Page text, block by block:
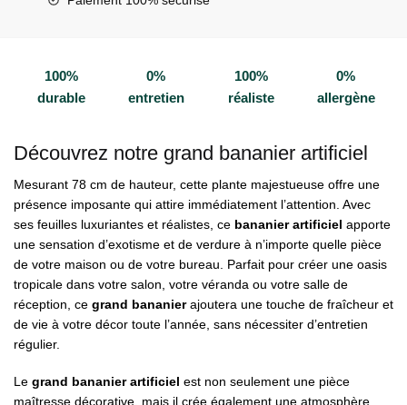
100%
durable
0%
entretien
100%
réaliste
0%
allergène
Découvrez notre grand bananier artificiel
Mesurant 78 cm de hauteur, cette plante majestueuse offre une
présence imposante qui attire immédiatement l’attention. Avec
ses feuilles luxuriantes et réalistes, ce bananier artificiel apporte
une sensation d’exotisme et de verdure à n’importe quelle pièce
de votre maison ou de votre bureau. Parfait pour créer une oasis
tropicale dans votre salon, votre véranda ou votre salle de
réception, ce grand bananierajoutera une touche de fraîcheur et
de vie à votre décor toute l’année, sans nécessiter d’entretien
régulier.
Le grand bananier artificiel est non seulement une pièce
maîtresse décorative, mais il crée également une atmosphère